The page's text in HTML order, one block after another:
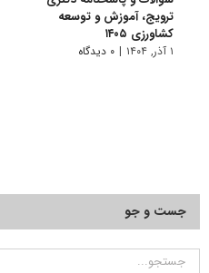
ترویج، آموزش و توسعه
کشاورزی ۱۴۰۵
۱ آذر, ۱۴۰۴ | ۰ دیدگاه
جست و جو
جستجو